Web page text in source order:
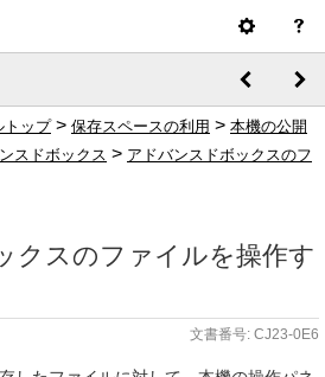
トップ> 保存スペースの利用 > 本機の公開
スドボックス > アドバンスドボックスのフ
クスのファイルを操作す
文書番号: CJ23-0E6